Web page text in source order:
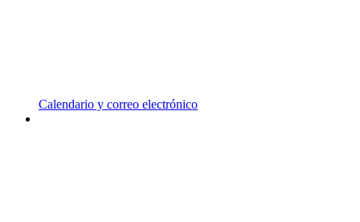
Calendario y correo electrónico